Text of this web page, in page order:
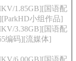
1.85GB][国语配
小组作品]
3.38GB][国语配
编码][流媒体]
6.00GB][国语配